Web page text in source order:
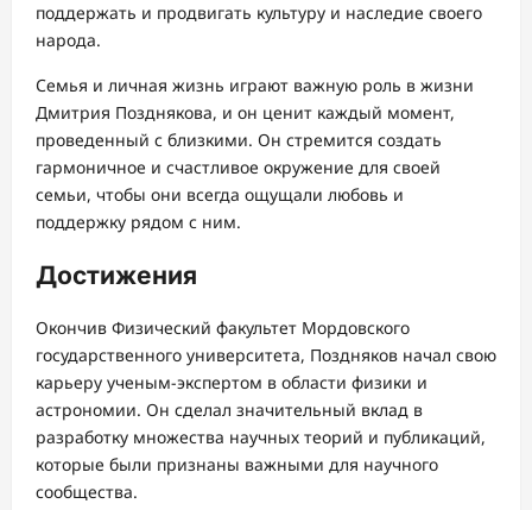
поддержать и продвигать культуру и наследие своего
народа.
Семья и личная жизнь играют важную роль в жизни
Дмитрия Позднякова, и он ценит каждый момент,
проведенный с близкими. Он стремится создать
гармоничное и счастливое окружение для своей
семьи, чтобы они всегда ощущали любовь и
поддержку рядом с ним.
Достижения
Окончив Физический факультет Мордовского
государственного университета, Поздняков начал свою
карьеру ученым-экспертом в области физики и
астрономии. Он сделал значительный вклад в
разработку множества научных теорий и публикаций,
которые были признаны важными для научного
сообщества.